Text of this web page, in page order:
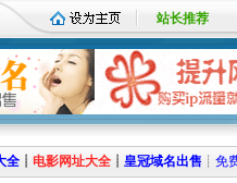
站长推荐
全 ┊ 电影网址大全 ┊ 皇冠域名出售 ┊ 免